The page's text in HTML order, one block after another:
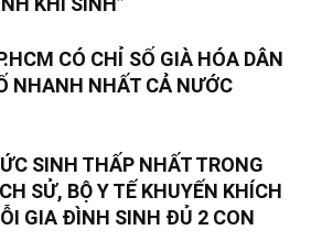
CÓ CHỈ SỐ GIÀ HÓA DÂN
NHANH NHẤT CẢ NƯỚC
SINH THẤP NHẤT TRONG
SỬ, BỘ Y TẾ KHUYẾN KHÍCH
GIA ĐÌNH SINH ĐỦ 2 CON